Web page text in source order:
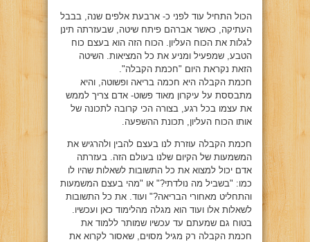
הכול התחיל עוד לפני כ- ארבעת אלפים שנה, בבבל
העתיקה, כאשר אברהם פיתח שיטה, שבעזרתה תינן
לגלות את הכוח העליון. הכוח הזה הוא בעצם כוח
הטבע, שמפעיל ומניע את כל המציאות. השיטה
הזאת נקראת היום "חכמת הקבלה".
חכמת הקבלה היא חכמה בריאה ופשוטה, והיא
מתבססת על עיקרון מאוד פשוט- אדם צריך לממש
את עצמו בכל רגע, בצורה הכי קרובה לתכונה של
אותו הכוח העליון, תכונת ההשפעה.
חכמת הקבלה עוזרת לנו בעצם להבין ולהרגיש את
המשמעות של הקיום שלנו בעולם הזה. בעזרתה
אדם יכול למצוא את כל התשובות לשאלות שהיו לו
כמו: "בשביל מה נולדתי?" או "מהי בעצם המשמעות
והתחליט מאחורי הבריאה?" ועוד. את כל התשובות
לשאלות אלו ועוד הוא מגלה מהלימוד כאן ועכשיו.
בטוח גם שמעתם עד עכשיו שמותר ללמוד את
חכמת הקבלה רק מגיל מסוים, שאסור לקרוא את